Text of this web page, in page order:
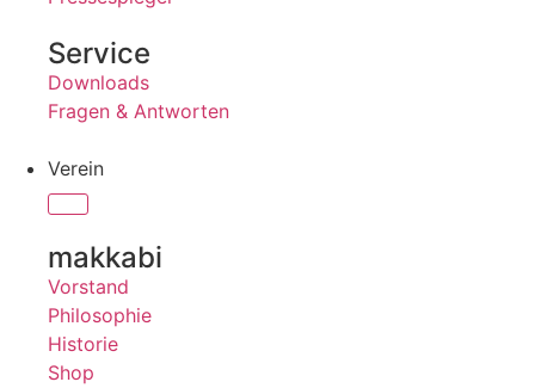
Service
Downloads
Fragen & Antworten
Verein
makkabi
Vorstand
Philosophie
Historie
Shop